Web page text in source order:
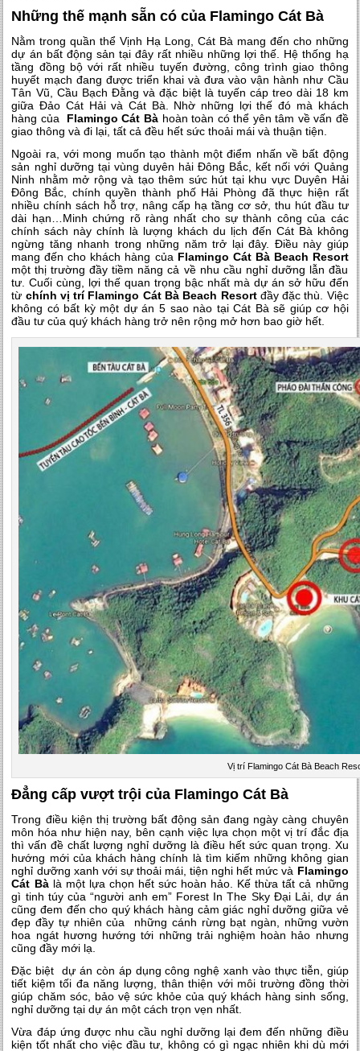
Những thế mạnh sẵn có của Flamingo Cát Bà
Nằm trong quần thể Vịnh Hạ Long, Cát Bà mang đến cho những
dự án bất động sản tại đây rất nhiều những lợi thế. Hệ thống hạ
tầng đồng bộ với rất nhiều tuyến đường, công trình giao thông
huyết mạch đang được triển khai và đưa vào vận hành như Cầu
Tân Vũ, Cầu Bạch Đằng và đặc biệt là tuyến cáp treo dài 18 km
giữa Đảo Cát Hải và Cát Bà. Nhờ những lợi thế đó mà khách
hàng của Flamingo Cát Bà hoàn toàn có thể yên tâm về vấn đề
giao thông và đi lại, tất cả đều hết sức thoải mái và thuận tiện.
Ngoài ra, với mong muốn tạo thành một điểm nhấn về bất động
sản nghỉ dưỡng tại vùng duyên hải Đông Bắc, kết nối với Quảng
Ninh nhằm mở rộng và tạo thêm sức hút tại khu vực Duyên Hải
Đông Bắc, chính quyền thành phố Hải Phòng đã thực hiện rất
nhiều chính sách hỗ trợ, nâng cấp hạ tầng cơ sở, thu hút đầu tư
dài hạn…Minh chứng rõ ràng nhất cho sự thành công của các
chính sách này chính là lượng khách du lịch đến Cát Bà không
ngừng tăng nhanh trong những năm trở lại đây. Điều này giúp
mang đến cho khách hàng của Flamingo Cát Bà Beach Resort
một thị trường đầy tiềm năng cả về nhu cầu nghỉ dưỡng lẫn đầu
tư. Cuối cùng, lợi thế quan trọng bậc nhất mà dự án sở hữu đến
từ chính vị trí Flamingo Cát Bà Beach Resortđầy đặc thù. Việc
không có bất kỳ một dự án 5 sao nào tại Cát Bà sẽ giúp cơ hội
đầu tư của quý khách hàng trở nên rộng mở hơn bao giờ hết.
Vị trí Flamingo Cát Bà Beach
Đẳng cấp vượt trội của Flamingo Cát Bà
Trong điều kiện thị trường bất động sản đang ngày càng chuyên
môn hóa như hiện nay, bên cạnh việc lựa chọn một vị trí đắc địa
thì vấn đề chất lượng nghỉ dưỡng là điều hết sức quan trọng. Xu
hướng mới của khách hàng chính là tìm kiếm những không gian
nghỉ dưỡng xanh với sự thoải mái, tiện nghi hết mức và Flamingo
Cát Bàlà một lựa chọn hết sức hoàn hảo. Kế thừa tất cả những
gì tinh túy của “người anh em” Forest In The Sky Đại Lải, dự án
cũng đem đến cho quý khách hàng cảm giác nghỉ dưỡng giữa vẻ
đẹp đầy tự nhiên của những cánh rừng bạt ngàn, những vườn
hoa ngát hương hướng tới những trải nghiệm hoàn hảo nhưng
cũng đầy mới lạ.
Đặc biệt dự án còn áp dụng công nghệ xanh vào thực tiễn, giúp
tiết kiệm tối đa năng lượng, thân thiện với môi trường đồng thời
giúp chăm sóc, bảo vệ sức khỏe của quý khách hàng sinh sống,
nghỉ dưỡng tại dự án một cách trọn vẹn nhất.
Vừa đáp ứng được nhu cầu nghỉ dưỡng lại đem đến những điều
kiện tốt nhất cho việc đầu tư, không có gì ngạc nhiên khi dù mới